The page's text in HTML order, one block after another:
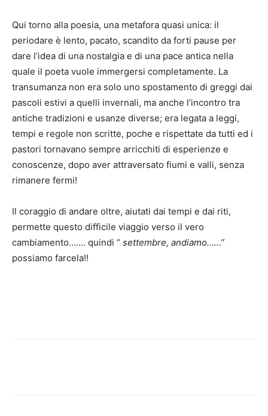
Qui torno alla poesia, una metafora quasi unica: il
periodare è lento, pacato, scandito da forti pause per
dare l’idea di una nostalgia e di una pace antica nella
quale il poeta vuole immergersi completamente. La
transumanza non era solo uno spostamento di greggi dai
pascoli estivi a quelli invernali, ma anche l’incontro tra
antiche tradizioni e usanze diverse; era legata a leggi,
tempi e regole non scritte, poche e rispettate da tutti ed i
pastori tornavano sempre arricchiti di esperienze e
conoscenze, dopo aver attraversato fiumi e valli, senza
rimanere fermi!
Il coraggio di andare oltre, aiutati dai tempi e dai riti,
permette questo difficile viaggio verso il vero
cambiamento……. quindi “ settembre, andiamo……”
possiamo farcela!!